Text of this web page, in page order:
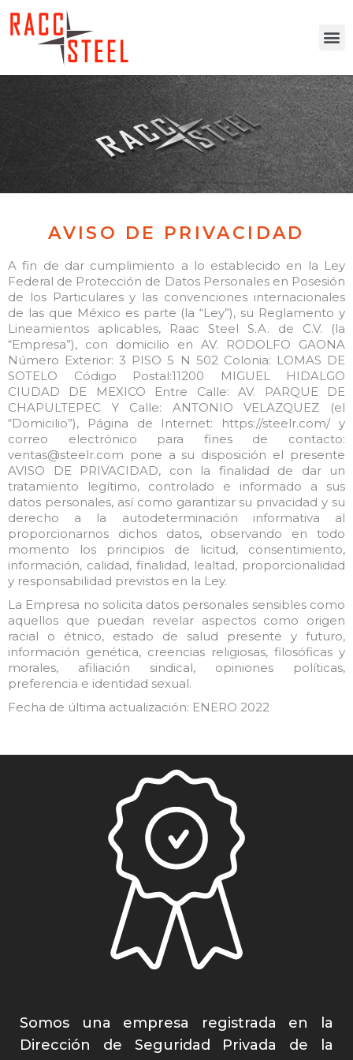
AVISO DE PRIVACIDAD
A fin de dar cumplimiento a lo establecido en la Ley
Federal de Protección de Datos Personales en Posesión
de los Particulares y las convenciones internacionales
de las que México es parte (la “Ley”), su Reglamento y
Lineamientos aplicables, Raac Steel S.A. de C.V. (la
“Empresa”), con domicilio en AV. RODOLFO GAONA
Número Exterior: 3 PISO 5 N 502 Colonia: LOMAS DE
SOTELO Código Postal:11200 MIGUEL HIDALGO
CIUDAD DE MEXICO Entre Calle: AV. PARQUE DE
CHAPULTEPEC Y Calle: ANTONIO VELAZQUEZ (el
“Domicilio”), Página de Internet: https://steelr.com/ y
correo electrónico para fines de contacto:
ventas@steelr.com pone a su disposición el presente
AVISO DE PRIVACIDAD, con la finalidad de dar un
tratamiento legítimo, controlado e informado a sus
datos personales, así como garantizar su privacidad y su
derecho a la autodeterminación informativa al
proporcionarnos dichos datos, observando en todo
momento los principios de licitud, consentimiento,
información, calidad, finalidad, lealtad, proporcionalidad
y responsabilidad previstos en la Ley.
La Empresa no solicita datos personales sensibles como
aquellos que puedan revelar aspectos como origen
racial o étnico, estado de salud presente y futuro,
información genética, creencias religiosas, filosóficas y
morales, afiliación sindical, opiniones políticas,
preferencia e identidad sexual.
Fecha de última actualización: ENERO 2022
Somos una empresa registrada en la
Dirección de Seguridad Privada de la